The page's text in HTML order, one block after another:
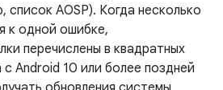
список AOSP). Когда несколько
к одной ошибке,
перечислены в квадратных
Android 10 или более поздней